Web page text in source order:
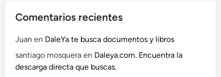
Comentarios recientes
Juan en DaleYa te busca documentos y libros
santiago mosquera en Daleya.com. Encuentra la
descarga directa que buscas.